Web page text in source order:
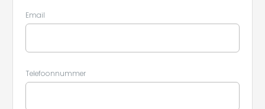
Email
Telefoonnummer